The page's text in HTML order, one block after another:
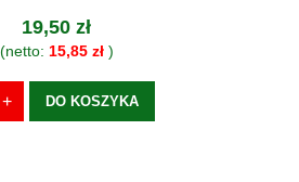
19,50 zł
(netto: 15,85 zł)
DO KOSZYKA